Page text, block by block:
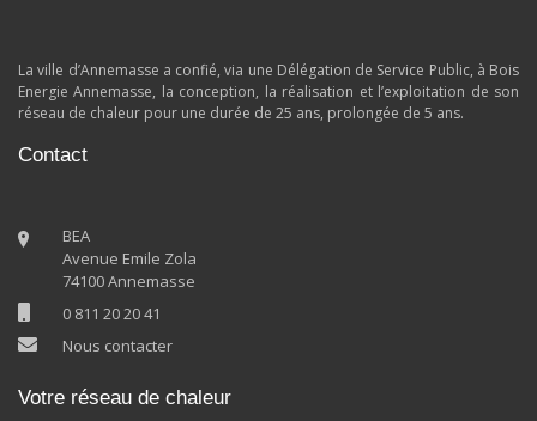
La ville d’Annemasse a confié, via une Délégation de Service Public, à Bois
Energie Annemasse, la conception, la réalisation et l’exploitation de son
réseau de chaleur pour une durée de 25 ans, prolongée de 5 ans.
Contact
BEA
Avenue Emile Zola
74100 Annemasse
0 811 20 20 41
Nous contacter
Votre réseau de chaleur